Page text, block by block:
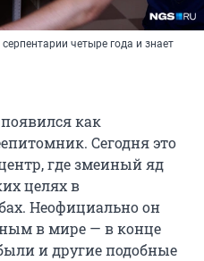
четыре года и знает
как
Сегодня это
где змеиный яд
целях в
Неофициально он
в мире — в конце
и другие подобные